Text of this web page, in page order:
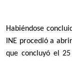
Habiéndose
INE procedió a
que concluyó el